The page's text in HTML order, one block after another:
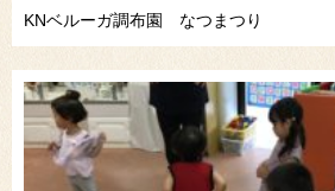
KNベルーガ調布園 なつまつり